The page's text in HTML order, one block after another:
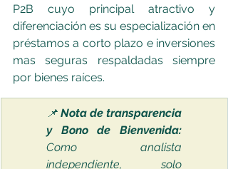
P2B cuyo principal atractivo y
diferenciación es su especialización en
préstamos a corto plazo e inversiones
mas seguras respaldadas siempre
por bienes raíces.
📌 Nota de transparencia
y Bono de Bienvenida:
Como analista
independiente, solo